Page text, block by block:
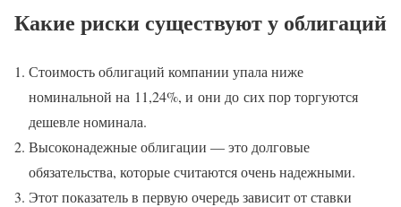
Какие риски существуют у облигаций
Стоимость облигаций компании упала ниже
номинальной на 11,24%, и они до сих пор торгуются
дешевле номинала.
Высоконадежные облигации — это долговые
обязательства, которые считаются очень надежными.
Этот показатель в первую очередь зависит от ставки